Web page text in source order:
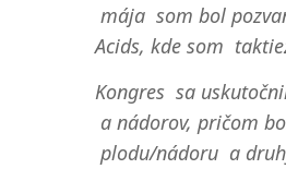
mája som bol
Acids, kde som
Kongres sa
a nádorov, pričom
plodu/nádoru a